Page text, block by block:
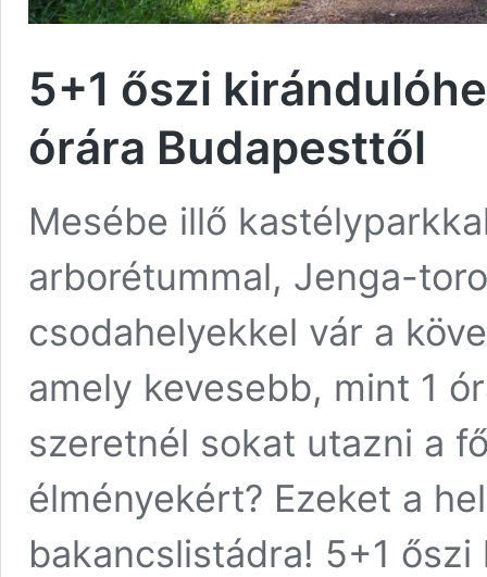
5+1 őszi
órára Budapesttől
Mesébe illő
arborétummal, Jenga-
csodahelyekkel vár a
amely kevesebb, mint 1
szeretnél sokat utazni a
élményekért? Ezeket a
bakancslistádra! 5+1